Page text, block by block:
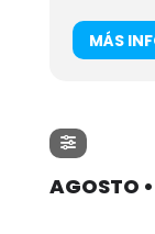
MÁS
AGOSTO